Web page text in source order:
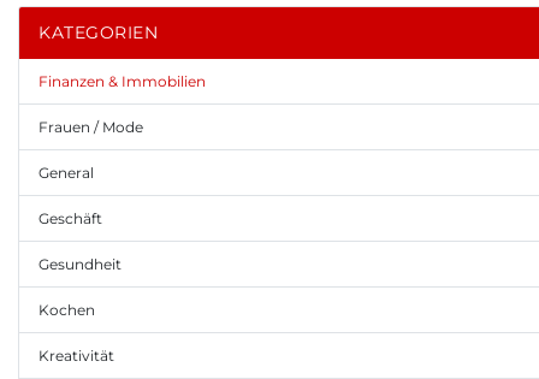
KATEGORIEN
Finanzen & Immobilien
Frauen / Mode
General
Geschäft
Gesundheit
Kochen
Kreativität